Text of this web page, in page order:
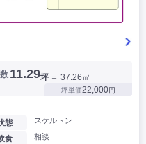
11.29坪 ＝ 37.26㎡
坪単価22,000円
態 スケルトン
食 相談